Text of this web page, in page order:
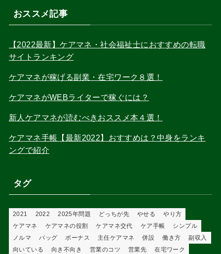
おススメ記事
【2022最新】ケアマネ・社会福祉士におすすめの転職
サイトランキング
ケアマネが稼げる副業・在宅ワーク８選！
ケアマネがWEBライターで稼ぐには？
新人ケアマネが読むべきおススメ本４選！
ケアマネ手帳【最新2022】おすすめは？中身をランキ
ングで紹介
タグ
2021 2022 2025年問題 どっちが先 やせる
やり方
ケアマネ
ケアマネの役割 ケアマネ交代 ケア手帳
シンプル
ノルマ
バッグ ボーナス 主任ケアマネ 併設 働き方
副収入
向いている
向き不向き 営業のコツ 営業先
在宅ワーク